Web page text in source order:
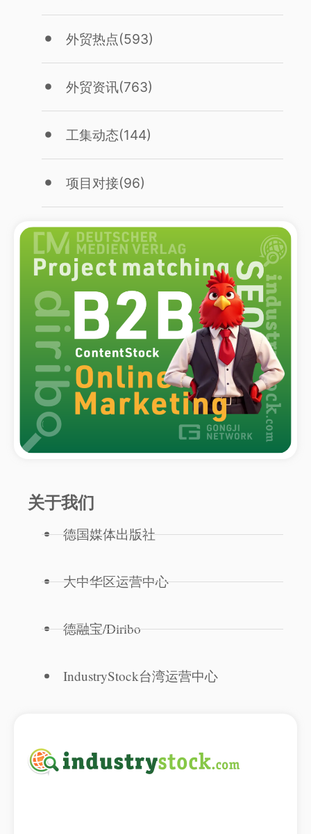
外贸热点(593)
外贸资讯(763)
工集动态(144)
项目对接(96)
关于我们
德国媒体出版社
大中华区运营中心
德融宝/Diribo
IndustryStock台湾运营中心